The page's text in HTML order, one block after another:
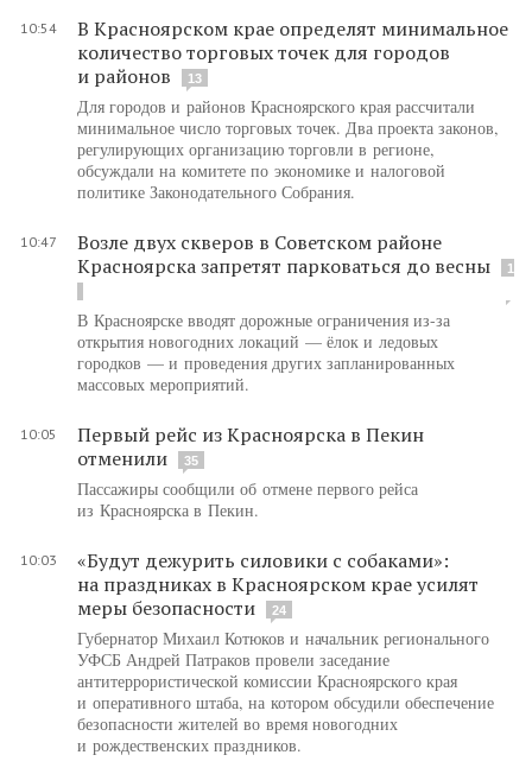
10:54
В Красноярском крае определят минимальное
количество торговых точек для городов
и районов
13
Для городов и районов Красноярского края рассчитали
минимальное число торговых точек. Два проекта законов,
регулирующих организацию торговли в регионе,
обсуждали на комитете по экономике и налоговой
политике Законодательного Собрания.
10:47
Возле двух скверов в Советском районе
Красноярска запретят парковаться до весны
1
В Красноярске вводят дорожные ограничения из-за
открытия новогодних локаций — ёлок и ледовых
городков — и проведения других запланированных
массовых мероприятий.
10:05
Первый рейс из Красноярска в Пекин
отменили
35
Пассажиры сообщили об отмене первого рейса
из Красноярска в Пекин.
10:03
«Будут дежурить силовики с собаками»:
на праздниках в Красноярском крае усилят
меры безопасности
24
Губернатор Михаил Котюков и начальник регионального
УФСБ Андрей Патраков провели заседание
антитеррористической комиссии Красноярского края
и оперативного штаба, на котором обсудили обеспечение
безопасности жителей во время новогодних
и рождественских праздников.